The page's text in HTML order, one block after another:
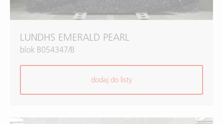
LUNDHS EMERALD PEARL
blok B054347/B
dodaj do listy